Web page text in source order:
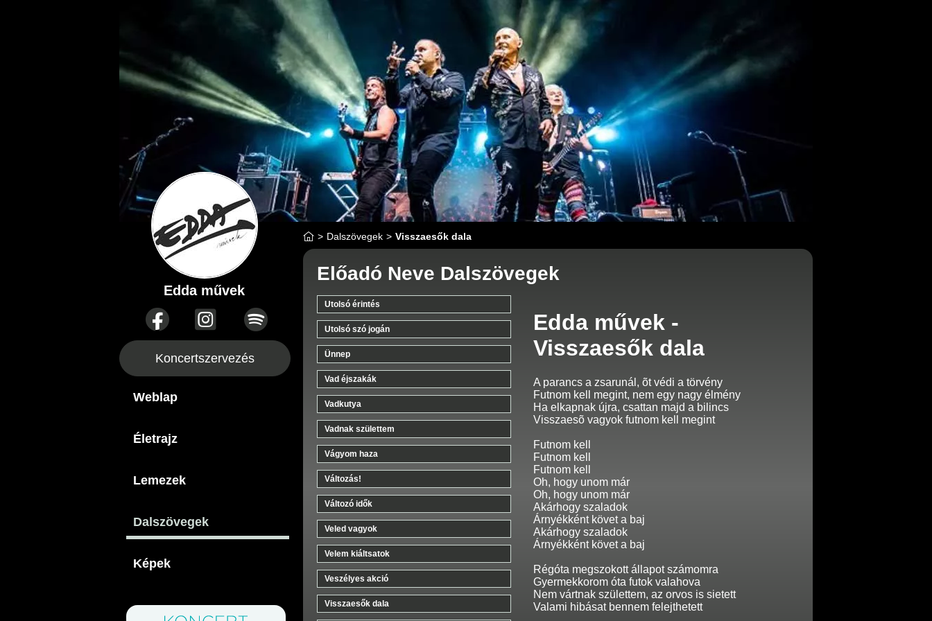
Edda művek
Koncertszervezés
Weblap
Életrajz
Lemezek
Dalszövegek
Képek
> Dalszövegek > Visszaesők dala
Előadó Neve Dalszövegek
Utolsó érintés
Utolsó szó jogán
Ünnep
Vad éjszakák
Vadkutya
Vadnak születtem
Vágyom haza
Változás!
Változó idők
Veled vagyok
Velem kiáltsatok
Veszélyes akció
Visszaesők dala
Edda művek -
Visszaesők dala
A parancs a zsarunál, õt védi a törvény
Futnom kell megint, nem egy nagy élmény
Ha elkapnak újra, csattan majd a bilincs
Visszaesõ vagyok futnom kell megint
Futnom kell
Futnom kell
Futnom kell
Oh, hogy unom már
Oh, hogy unom már
Akárhogy szaladok
Árnyékként követ a baj
Akárhogy szaladok
Árnyékként követ a baj
Régóta megszokott állapot számomra
Gyermekkorom óta futok valahova
Nem vártnak születtem, az orvos is sietett
Valami hibásat bennem felejthetett